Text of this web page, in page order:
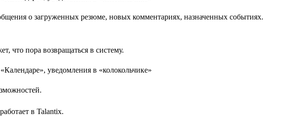
о загруженных резюме, новых комментариях, назначенных событиях.
что пора возвращаться в систему.
в Talantix.